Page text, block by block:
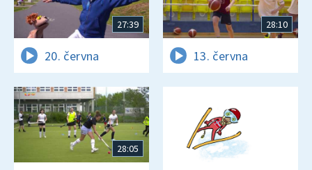
27:39
20. června
28:10
13. června
28:05